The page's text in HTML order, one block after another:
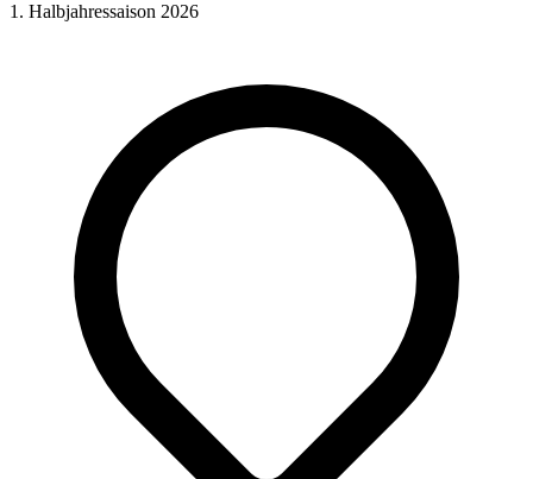
1. Halbjahressaison 2026